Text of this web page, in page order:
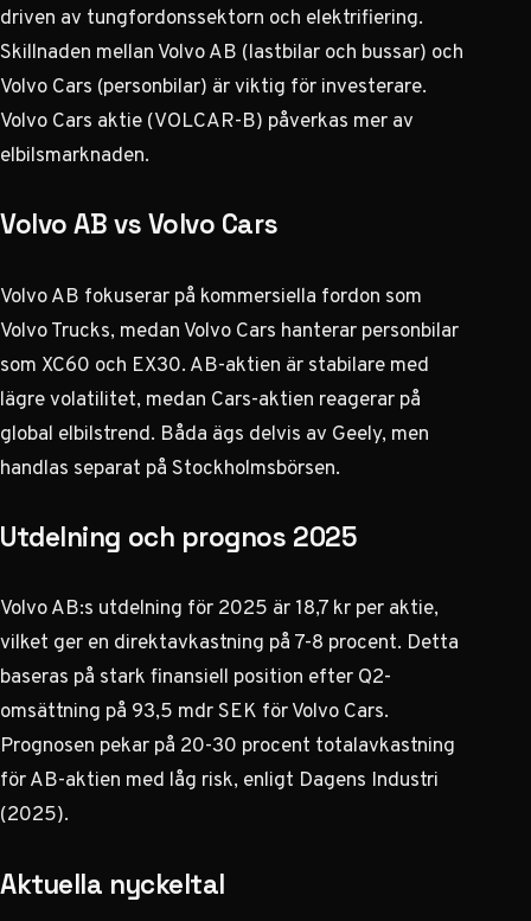
driven av tungfordonssektorn och elektrifiering.
Skillnaden mellan Volvo AB (lastbilar och bussar) och
Volvo Cars (personbilar) är viktig för investerare.
Volvo Cars aktie (VOLCAR-B) påverkas mer av
elbilsmarknaden.
Volvo AB vs Volvo Cars
Volvo AB fokuserar på kommersiella fordon som
Volvo Trucks, medan Volvo Cars hanterar personbilar
som XC60 och EX30. AB-aktien är stabilare med
lägre volatilitet, medan Cars-aktien reagerar på
global elbilstrend. Båda ägs delvis av Geely, men
handlas separat på Stockholmsbörsen.
Utdelning och prognos 2025
Volvo AB:s utdelning för 2025 är 18,7 kr per aktie,
vilket ger en direktavkastning på 7-8 procent. Detta
baseras på stark finansiell position efter Q2-
omsättning på 93,5 mdr SEK för Volvo Cars.
Prognosen pekar på 20-30 procent totalavkastning
för AB-aktien med låg risk, enligt Dagens Industri
(2025).
Aktuella nyckeltal